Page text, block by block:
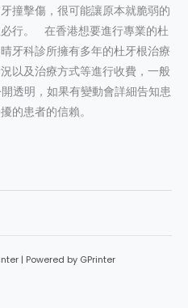
撞擊傷，很可能讓原本就脆弱的
行。 在香港想要進行專業的杜
牙科診所擁有多年的杜牙根治療
以及治療方式等進行收費，一般
透明，如果有變動會詳細告知患
的患者的信賴。
| Powered by GPrinter